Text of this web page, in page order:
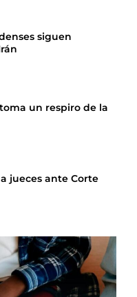
siguen
un respiro de la
jueces ante Corte